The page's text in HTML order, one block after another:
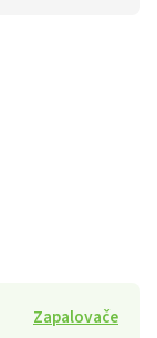
Zapalovače